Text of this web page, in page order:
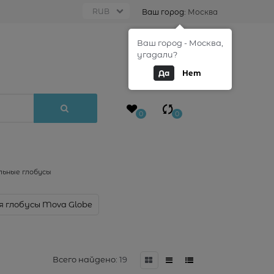
Ваш город: Москва
0
0 0
глобусы
Mova Globe
Всего найдено: 19
Ваш город - Москва,
угадали?
Да Нет